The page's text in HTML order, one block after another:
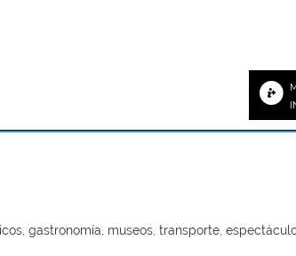
gastronomía, museos, transporte,